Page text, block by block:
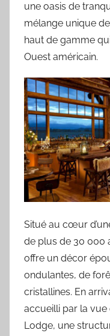
une oasis de
mélange unique
haut de gamme
Ouest américain.
Situé au cœur
de plus de 30 000
offre un décor
ondulantes, de
cristallines. En
accueilli par la vue
Lodge, une